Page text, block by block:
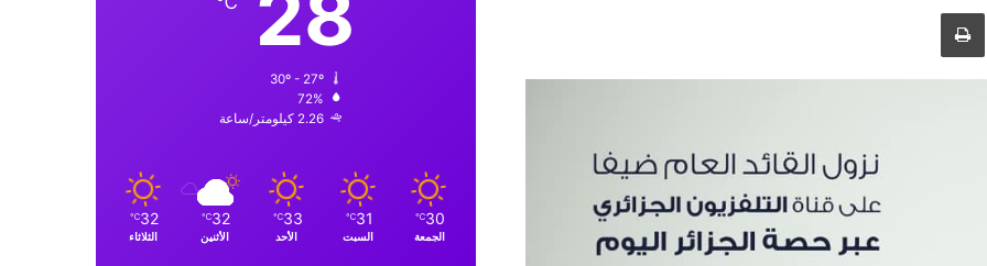
72%
2.26 كيلومتر/ساعة
30
℃
الجمعة
31
℃
السبت
33
℃
الأحد
32
℃
الأثنين
32
℃
الثلاثاء